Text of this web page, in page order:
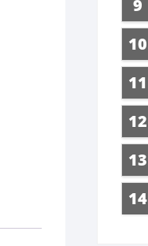
9
10
11
12
13
14